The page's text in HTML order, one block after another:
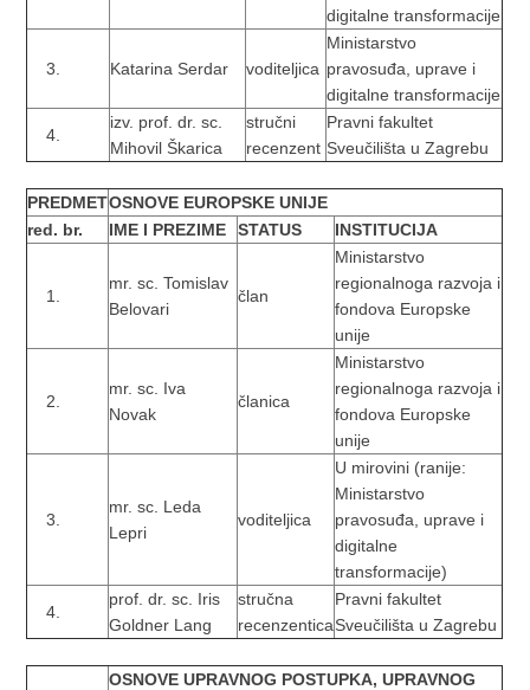
digitalne transformacije
Katarina Serdar voditeljica
Ministarstvo
pravosuđa, uprave i
digitalne transformacije
izv. prof. dr. sc.
Mihovil Škarica
stručni
recenzent
Pravni fakultet
Sveučilišta u Zagrebu
PREDMETOSNOVE EUROPSKE UNIJE
red. br.
IME I PREZIME STATUS INSTITUCIJA
mr. sc. Tomislav
Belovari
član
Ministarstvo
regionalnoga razvoja i
fondova Europske
unije
mr. sc. Iva
Novak
članica
Ministarstvo
regionalnoga razvoja i
fondova Europske
unije
mr. sc. Leda
Lepri
voditeljica
U mirovini (ranije:
Ministarstvo
pravosuđa, uprave i
digitalne
transformacije)
prof. dr. sc. Iris
Goldner Lang
stručna
recenzentica
Pravni fakultet
Sveučilišta u Zagrebu
OSNOVE UPRAVNOG POSTUPKA, UPRAVNOG